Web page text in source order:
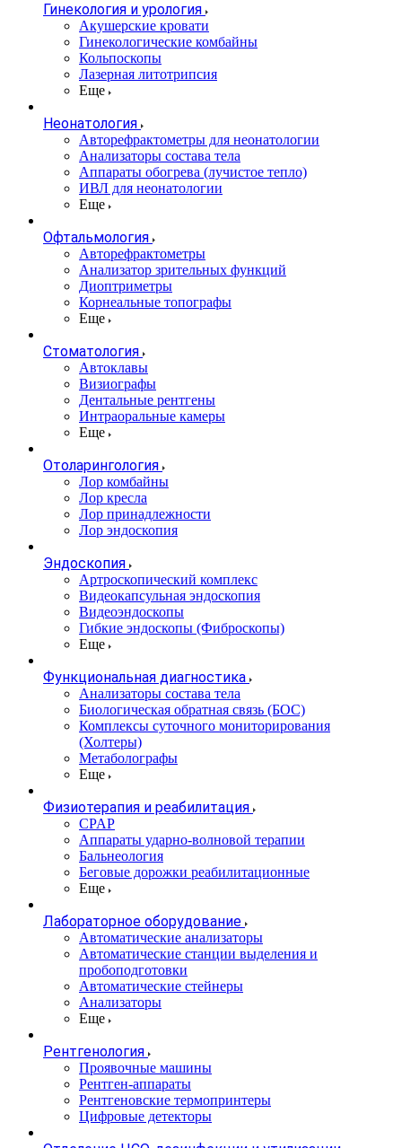
Гинекология и урология
Акушерские кровати
Гинекологические комбайны
Кольпоскопы
Лазерная литотрипсия
Еще
Неонатология
Авторефрактометры для неонатологии
Анализаторы состава тела
Аппараты обогрева (лучистое тепло)
ИВЛ для неонатологии
Еще
Офтальмология
Авторефрактометры
Анализатор зрительных функций
Диоптриметры
Корнеальные топографы
Еще
Стоматология
Автоклавы
Визиографы
Дентальные рентгены
Интраоральные камеры
Еще
Отоларингология
Лор комбайны
Лор кресла
Лор принадлежности
Лор эндоскопия
Эндоскопия
Артроскопический комплекс
Видеокапсульная эндоскопия
Видеоэндоскопы
Гибкие эндоскопы (Фиброcкопы)
Еще
Функциональная диагностика
Анализаторы состава тела
Биологическая обратная связь (БОС)
Комплексы суточного мониторирования
(Холтеры)
Метаболографы
Еще
Физиотерапия и реабилитация
CPAP
Аппараты ударно-волновой терапии
Бальнеология
Беговые дорожки реабилитационные
Еще
Лабораторное оборудование
Автоматические анализаторы
Автоматические станции выделения и
пробоподготовки
Автоматические стейнеры
Анализаторы
Еще
Рентгенология
Проявочные машины
Рентген-аппараты
Рентгеновские термопринтеры
Цифровые детекторы